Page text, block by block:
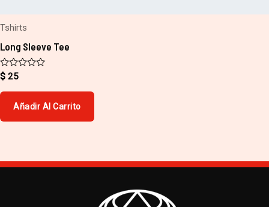
Tshirts
Long Sleeve Tee
Valorado
con
0
$ 25
Añadir Al Carrito